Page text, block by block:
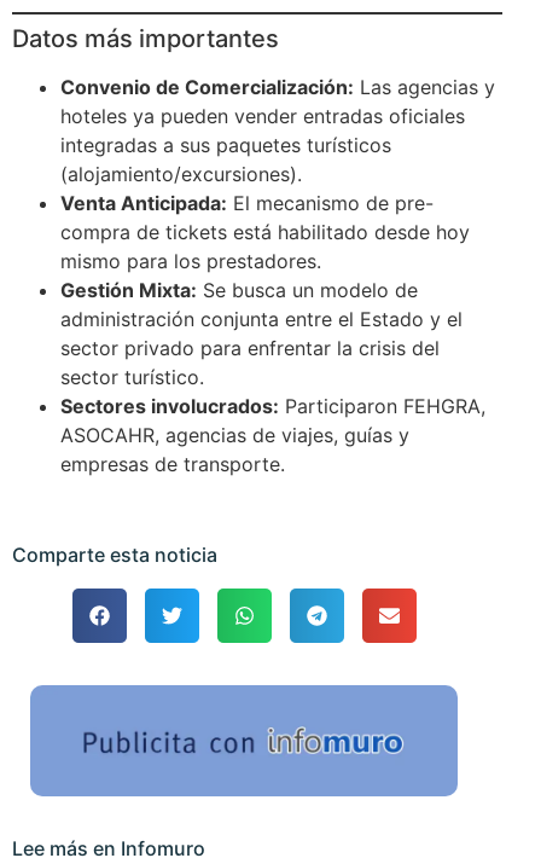
Datos más importantes
Convenio de Comercialización: Las agencias y
hoteles ya pueden vender entradas oficiales
integradas a sus paquetes turísticos
(alojamiento/excursiones).
Venta Anticipada: El mecanismo de pre-
compra de tickets está habilitado desde hoy
mismo para los prestadores.
Gestión Mixta: Se busca un modelo de
administración conjunta entre el Estado y el
sector privado para enfrentar la crisis del
sector turístico.
Sectores involucrados: Participaron FEHGRA,
ASOCAHR, agencias de viajes, guías y
empresas de transporte.
Comparte esta noticia
Lee más en Infomuro